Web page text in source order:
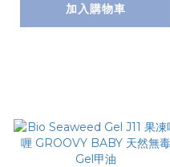
加入購物車